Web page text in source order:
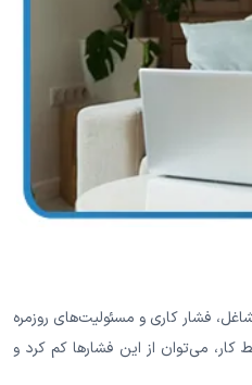
فشار کاری و مسئولیت‌‌های روزمره
می‌توان از این فشارها کم کرد و